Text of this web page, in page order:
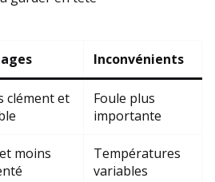
Inconvénients
clément et
Foule plus
importante
moins
Températures
variables